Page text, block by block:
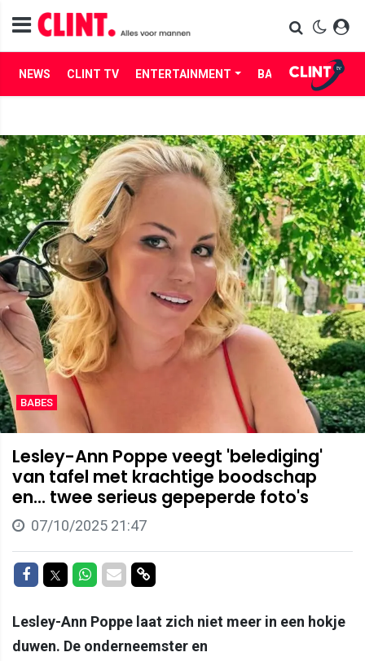
NEWS CLINT TV ENTERTAINMENT BABES LIFE
BABES
Lesley-Ann Poppe veegt 'belediging'
van tafel met krachtige boodschap
en... twee serieus gepeperde foto's
07/10/2025 21:47
Delen op Facebook
Delen op Twitter
Delen op Whatsapp
Delen via Mail
Delen via link
Lesley-Ann Poppe laat zich niet meer in een hokje
duwen. De onderneemster en